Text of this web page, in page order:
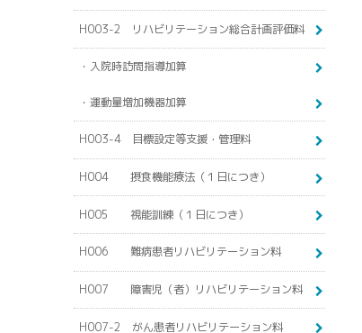
H003-2 リハビリテーション総合計画評価料
・入院時訪問指導加算
・運動量増加機器加算
H003-4 目標設定等支援・管理料
H004 摂食機能療法（１日につき）
H005 視能訓練（１日につき）
H006 難病患者リハビリテーション料
H007 障害児（者）リハビリテーション料
H007-2 がん患者リハビリテーション料